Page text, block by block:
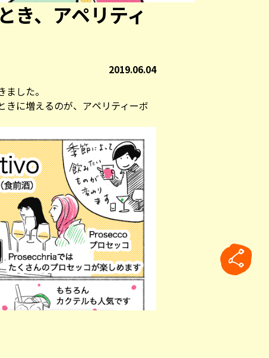
き、アペリティ
2019.06.04
した。
きに増えるのが、アペリティーボ